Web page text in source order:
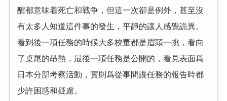
醒都意味着死亡和戰争，但這一次卻是例外，甚至沒
有太多人知道這件事的發生，平靜的讓人感覺詭異。
看到後一項任務的時候大多校董都是眉頭一挑，看向
了桌尾的昂熱，最後一項任務是公開的，看見表面爲
日本分部考察活動，實則爲從事間諜任務的報告時都
少許困惑和疑慮。